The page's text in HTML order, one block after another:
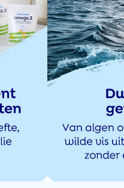
18 Mai 2025
bestelproces voor een extra
18 Mai 2025
pezen, nagels, etc